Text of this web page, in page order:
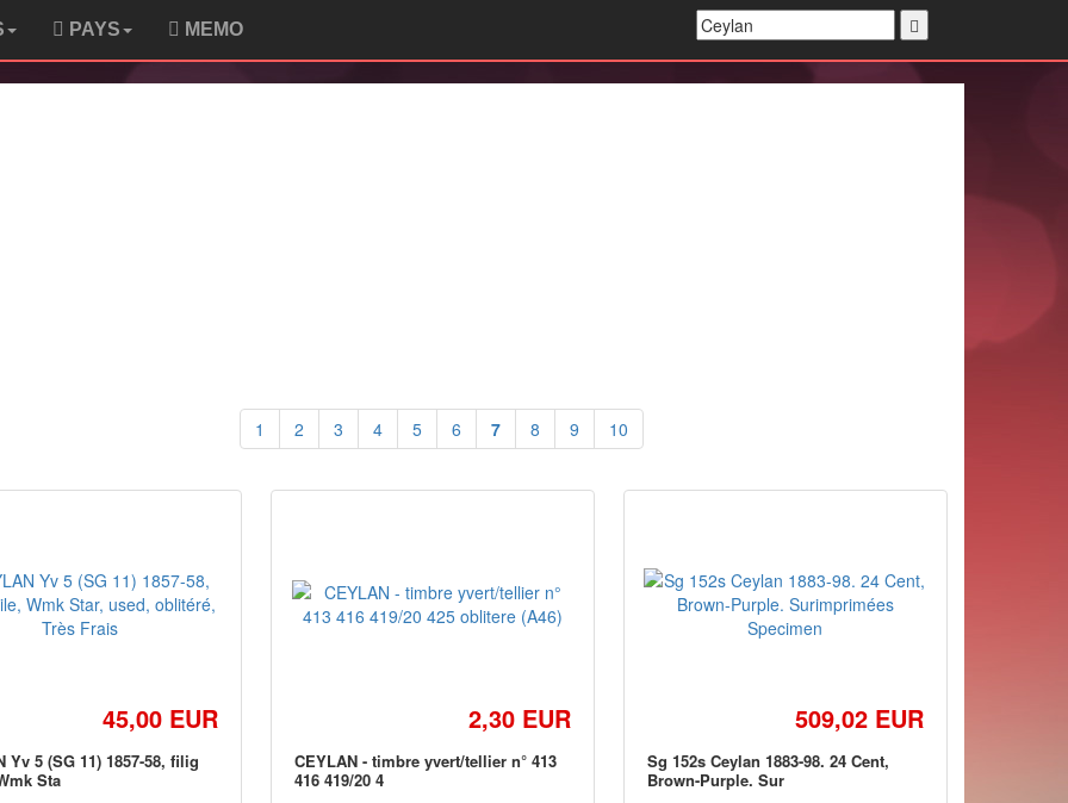
PAYS MEMO
1 2 3 4 5 6 7 8 9 10
45,00 EUR
Yv 5 (SG 11) 1857-58, filig
Sta
2,30 EUR
CEYLAN - timbre yvert/tellier n° 413
416 419/20 4
509,02 EUR
Sg 152s Ceylan 1883-98. 24 Cent,
Brown-Purple. Sur